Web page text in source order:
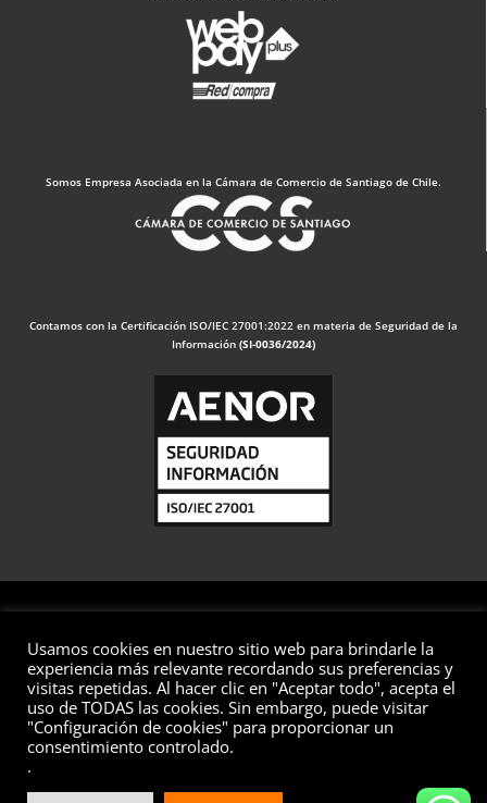
Somos Empresa Asociada en la Cámara de Comercio de Santiago de Chile.
Contamos con la Certificación ISO/IEC 27001:2022 en materia de Seguridad de la
Información (SI-0036/2024)
© 2026 Valuaciones
Todos los derechos reservados
Aviso LegalPolítica de PrivacidadPolítica de Cookies
Usamos cookies en nuestro sitio web para brindarle la
experiencia más relevante recordando sus preferencias y
visitas repetidas. Al hacer clic en "Aceptar todo", acepta el
uso de TODAS las cookies. Sin embargo, puede visitar
"Configuración de cookies" para proporcionar un
consentimiento controlado.
.